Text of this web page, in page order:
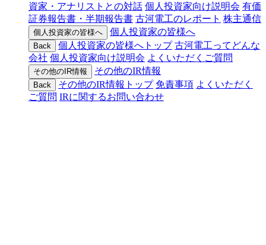
資家・アナリストとの対話 個人投資家向け説明会 有価
証券報告書・半期報告書 古河電工のレポート 株主通信
個人投資家の皆様へ 個人投資家の皆様へ
Back 個人投資家の皆様へトップ 古河電工ってどんな
会社 個人投資家向け説明会 よくいただくご質問
その他のIR情報 その他のIR情報
Back その他のIR情報トップ 免責事項 よくいただく
ご質問 IRに関するお問い合わせ